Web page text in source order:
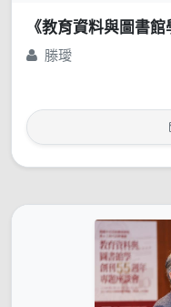
《教育資料與圖書
滕璦